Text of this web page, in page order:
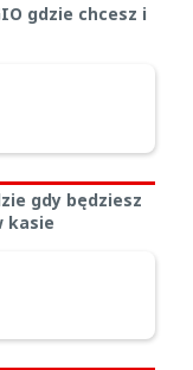
gdzie chcesz i
gdy będziesz
kasie